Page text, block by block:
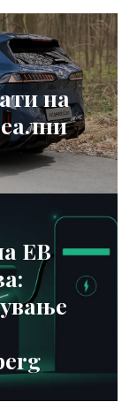
на
ЕВ